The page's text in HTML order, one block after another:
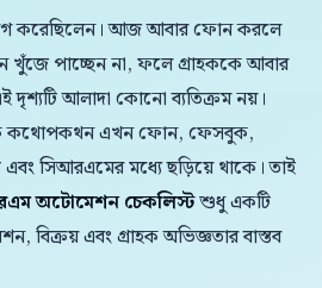
করেছিলেন। আজ আবার ফোন করলে
পাচ্ছেন না, ফলে গ্রাহককে আবার
আলাদা কোনো ব্যতিক্রম নয়।
কথোপকথন এখন ফোন, ফেসবুক,
সিআরএমের মধ্যে ছড়িয়ে থাকে। তাই
অটোমেশন চেকলিস্টশুধু একটি
বিক্রয় এবং গ্রাহক অভিজ্ঞতার বাস্তব